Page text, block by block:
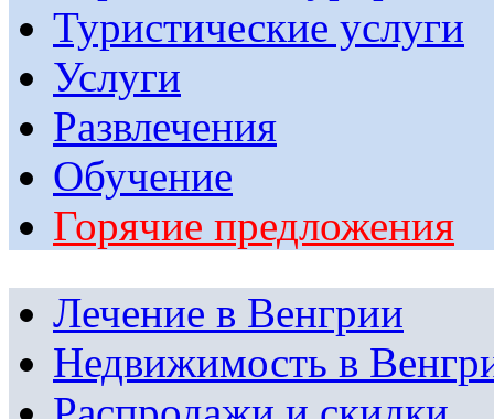
Туристические услуги
Услуги
Развлечения
Обучение
Горячие предложения
Лечение в Венгрии
Недвижимость в